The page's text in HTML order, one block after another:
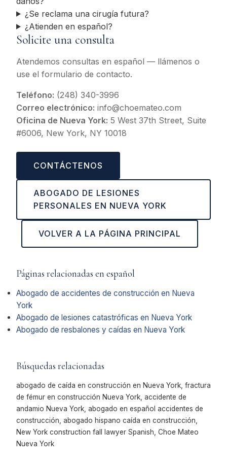
¿Se reclama una cirugía futura?
¿Atienden en español?
Solicite una consulta
Atendemos consultas en español — llámenos o
use el formulario de contacto.
Teléfono: (248) 340-3996
Correo electrónico: info@choemateo.com
Oficina de Nueva York: 5 West 37th Street, Suite
#6006, New York, NY 10018
CONTÁCTENOS
ABOGADO DE LESIONES
PERSONALES EN NUEVA YORK
VOLVER A LA PÁGINA PRINCIPAL
Páginas relacionadas en español
Abogado de accidentes de construcción en Nueva
York
Abogado de lesiones catastróficas en Nueva York
Abogado de resbalones y caídas en Nueva York
Búsquedas relacionadas
abogado de caída en construcción en Nueva York, fractura
de fémur en construcción Nueva York, accidente de
andamio Nueva York, abogado en español accidentes de
construcción, abogado hispano caída en construcción,
New York construction fall lawyer Spanish, Choe Mateo
Nueva York